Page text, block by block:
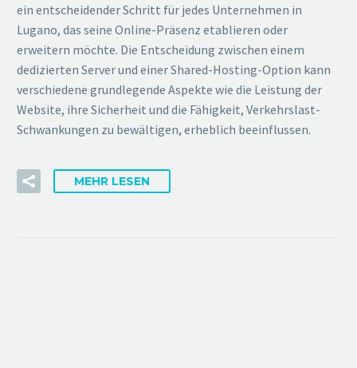
ein entscheidender Schritt für jedes Unternehmen in
Lugano, das seine Online-Präsenz etablieren oder
erweitern möchte. Die Entscheidung zwischen einem
dedizierten Server und einer Shared-Hosting-Option kann
verschiedene grundlegende Aspekte wie die Leistung der
Website, ihre Sicherheit und die Fähigkeit, Verkehrslast-
Schwankungen zu bewältigen, erheblich beeinflussen.
MEHR LESEN